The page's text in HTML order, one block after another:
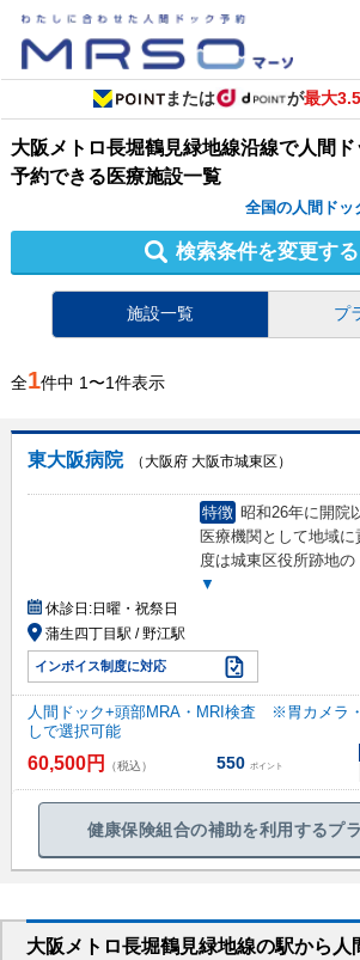
または が最大
大阪メトロ長堀鶴見緑地線沿線で人間ド
予約できる医療施設一覧
全国の人間ドッ
検索条件を変更する
施設一覧 プ
全1件中 1〜1件表示
東大阪病院
（大阪府 大阪市城東区）
特徴 昭和26年に開院
医療機関として地域
度は城東区役所跡地の
▼
休診日:日曜・祝祭日
蒲生四丁目駅 / 野江駅
インボイス制度に対応
人間ドック+頭部MRA・MRI検査 ※胃カメラ
しで選択可能
60,500円 （税込） 550 ポイント
健康保険組合の補助を利用するプ
大阪メトロ長堀鶴見緑地線の駅から 人